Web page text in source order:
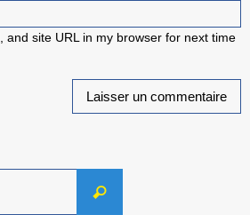
and site URL in my browser for next time
Recherche